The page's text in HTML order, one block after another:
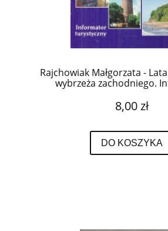
Rajchowiak Małgorzata -
wybrzeża zachodniego.
8,00 zł
DO KOSZYKA